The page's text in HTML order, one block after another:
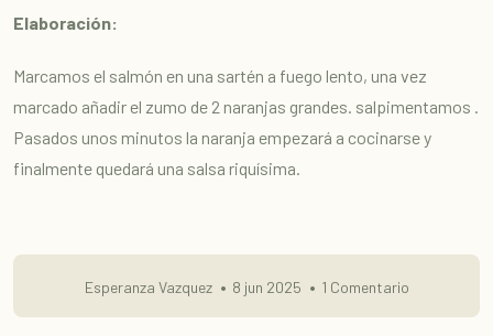
Elaboración:
Marcamos el salmón en una sartén a fuego lento, una vez
marcado añadir el zumo de 2 naranjas grandes. salpimentamos .
Pasados unos minutos la naranja empezará a cocinarse y
finalmente quedará una salsa riquísima.
Esperanza Vazquez 8 jun 2025 1 Comentario